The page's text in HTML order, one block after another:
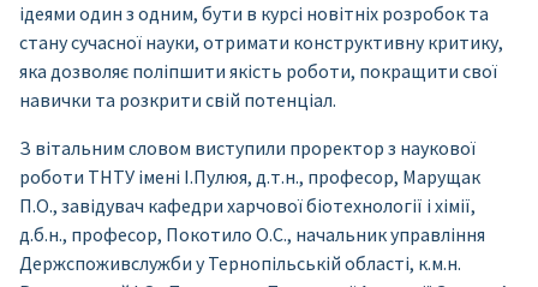
ідеями один з одним, бути в курсі новітніх розробок та
стану сучасної науки, отримати конструктивну критику,
яка дозволяє поліпшити якість роботи, покращити свої
навички та розкрити свій потенціал.
З вітальним словом виступили проректор з наукової
роботи ТНТУ імені І.Пулюя, д.т.н., професор, Марущак
П.О., завідувач кафедри харчової біотехнології і хімії,
д.б.н., професор, Покотило О.С., начальник управління
Держспоживслужби у Тернопільській області, к.м.н.